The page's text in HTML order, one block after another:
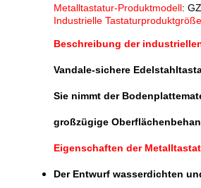
Metalltastatur-Produktmodell:
Industrielle Tastaturproduktgröße
Beschreibung der
Vandale-sichere
Sie nimmt der
großzügige
Eigenschaften der
Der Entwurf wasserdichten